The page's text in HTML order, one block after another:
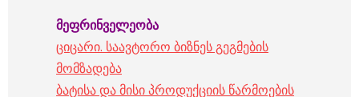
მეფრინველეობა
ციცარი. საავტორო ბიზნეს გეგმების
მომზადება
ბატისა და მისი პროდუქციის წარმოების